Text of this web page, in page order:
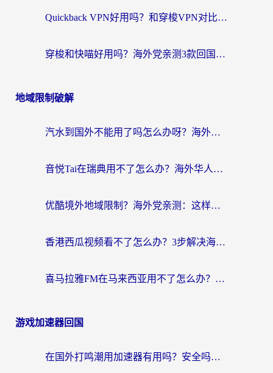
Quickback VPN好用吗？和穿梭VPN对比哪个回国效果更好？海外党必看的真实测评与选择指南
穿梭和快喵好用吗？海外党亲测3款回国加速器，附日本回国VPN避坑指南
地域限制破解
汽水到国外不能用了吗怎么办呀？海外党追剧看片的救星在这里！
音悦Tai在瑞典用不了怎么办？海外华人追剧听歌的实用指南
优酷境外地域限制？海外党亲测：这样看国内剧再也不卡（附3个实用场景解决）
香港西瓜视频看不了怎么办？3步解决海外追剧难题，附靠谱加速器推荐
喜马拉雅FM在马来西亚用不了怎么办？海外华人亲测有效的回国加速指南
游戏加速器回国
在国外打鸣潮用加速器有用吗？安全吗？海外玩家国服游戏加速全指南